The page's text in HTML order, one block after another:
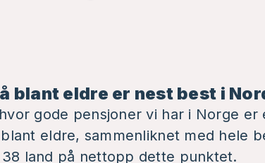
blant eldre er nest best i
gode pensjoner vi har i Norge
eldre, sammenliknet med hele
land på nettopp dette punktet.